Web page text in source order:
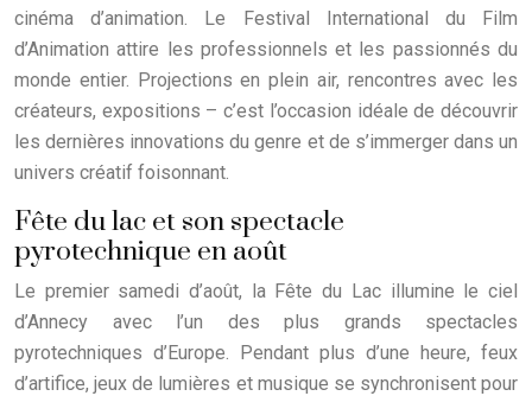
cinéma d’animation. Le Festival International du Film
d’Animation attire les professionnels et les passionnés du
monde entier. Projections en plein air, rencontres avec les
créateurs, expositions – c’est l’occasion idéale de découvrir
les dernières innovations du genre et de s’immerger dans un
univers créatif foisonnant.
Fête du lac et son spectacle
pyrotechnique en août
Le premier samedi d’août, la Fête du Lac illumine le ciel
d’Annecy avec l’un des plus grands spectacles
pyrotechniques d’Europe. Pendant plus d’une heure, feux
d’artifice, jeux de lumières et musique se synchronisent pour